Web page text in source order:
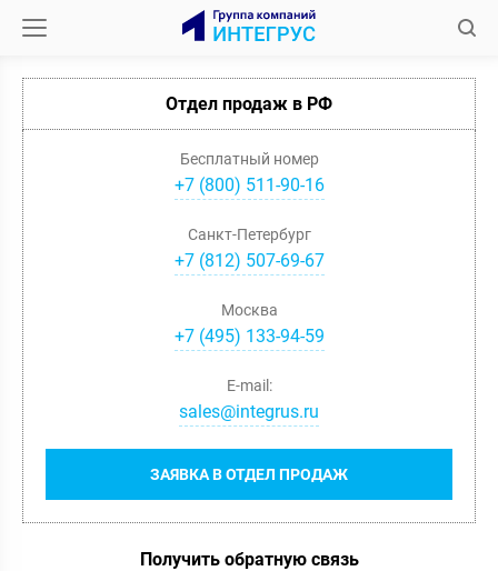
Отдел продаж в РФ
Бесплатный номер
+7 (800) 511-90-16
Санкт-Петербург
+7(812) 507-69-67
Москва
+7(495) 133-94-59
ЗАЯВКА В ОТДЕЛ ПРОДАЖ
E-mail:
sales@integrus.ru
Получить обратную связь